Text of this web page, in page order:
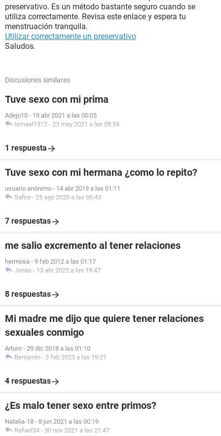
preservativo. Es un método bastante seguro cuando se
utiliza correctamente. Revisa este enlace y espera tu
menstruación tranquila.
Utilizar correctamente un preservativo
Saludos.
Discusiones similares
Tuve sexo con mi prima
Adejo10 - 19 abr 2021 a las 00:05
Ismael1312 - 23 may 2021 a las 09:54
1 respuesta
Tuve sexo con mi hermana ¿como lo repito?
usuario anónimo - 14 abr 2019 a las 01:11
Safiro - 25 ago 2020 a las 06:43
7 respuestas
me salio excremento al tener relaciones
hermosa - 9 feb 2012 a las 01:17
Jonas - 13 abr 2022 a las 19:47
8 respuestas
Mi madre me dijo que quiere tener relaciones
sexuales conmigo
Arturo - 29 dic 2018 a las 01:10
Benjamin - 3 feb 2023 a las 19:21
4 respuestas
¿Es malo tener sexo entre primos?
Natalia-18 - 8 jun 2021 a las 00:19
Rafael34 - 30 nov 2021 a las 21:47